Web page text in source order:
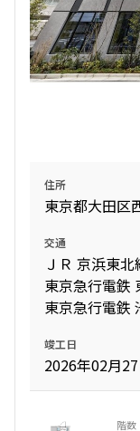
住所
東京都大田区
交通
ＪＲ 京浜東
東京急行電鉄
東京急行電鉄
竣工日
2026年02月